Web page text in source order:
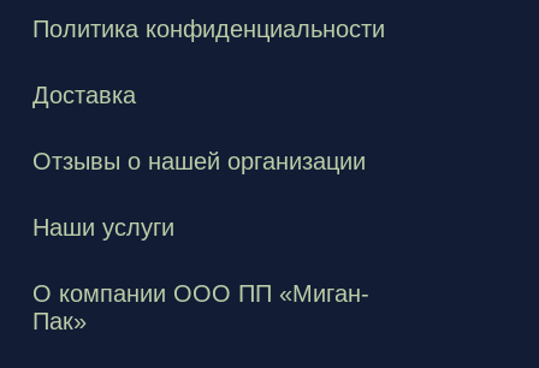
Политика конфиденциальности
Доставка
Отзывы о нашей организации
Наши услуги
О компании ООО ПП «Миган-
Пак»